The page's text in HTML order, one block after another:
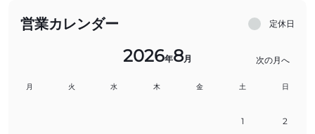
営業カレンダー 定休日
2026年8月 次の月へ
月 火 水 木 金 土 日
1 2